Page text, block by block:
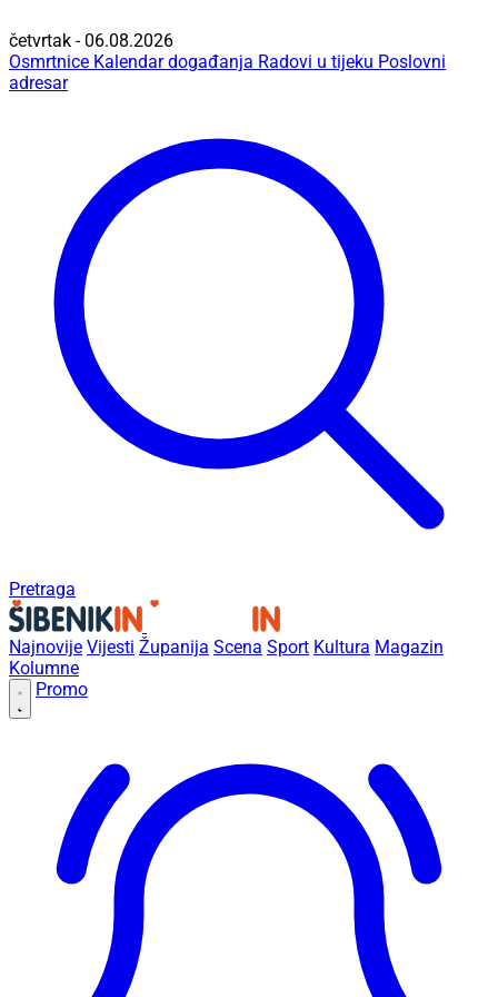
četvrtak - 06.08.2026
Osmrtnice Kalendar događanja Radovi u tijeku Poslovni
adresar
Pretraga
Najnovije Vijesti Županija Scena Sport Kultura Magazin
Kolumne
Promo